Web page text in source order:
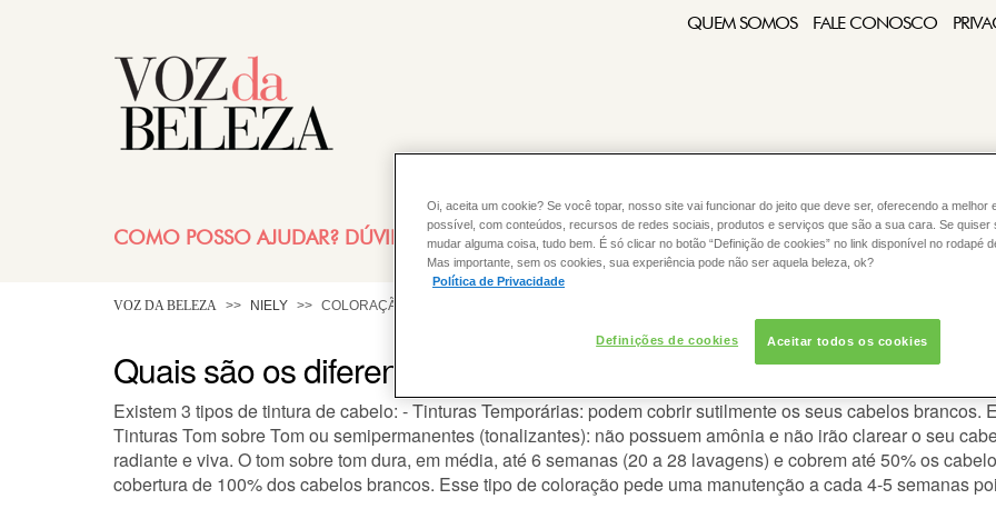
QUEM SOMOS FALE CONOSCO
COMO POSSO AJUDAR? DÚVIDAS SOBRE: COLORAÇÃO CABELO
VOZ DA BELEZA NIELY COLORAÇÃO
Quais são os diferentes tipos de tintura?
Existem 3 tipos detintura de cabelo: - Tinturas Temporárias: podem cobrir sutilmente os seus cabelos brancos.
Tinturas Tom sobre Tom ou semipermanentes (tonalizantes): não possuem amônia e não irão clarear o seu
radiante e viva. O tom sobre tom dura, em média, até 6 semanas (20 a 28 lavagens) e cobrem até 50% os
cobertura de 100% dos cabelos brancos. Esse tipo de coloração pede uma manutenção a cada 4-5 semanas
Oi, aceita um cookie? Se você topar, nosso site vai funcionar do jeito que deve ser, oferecendo a melhor
possível, com conteúdos, recursos de redes sociais, produtos e serviços que são a sua cara. Se quiser
mudar alguma coisa, tudo bem. É só clicar no botão “Definição de cookies” no link disponível no rodapé
Mas importante, sem os cookies, sua experiência pode não ser aquela beleza, ok?
Política de Privacidade
Definições de cookies Aceitar todos os cookies